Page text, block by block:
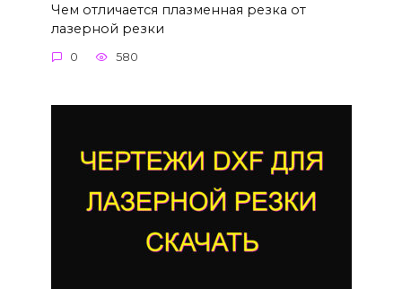
Чем отличается плазменная резка от
лазерной резки
0 580